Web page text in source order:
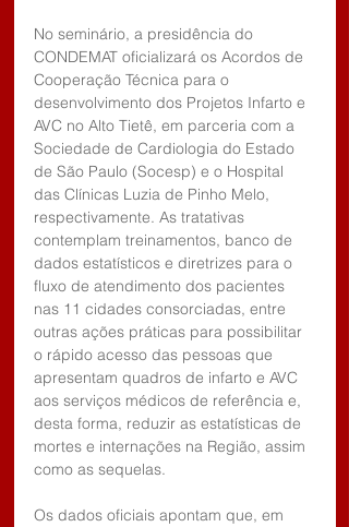
No seminário, a presidência do
CONDEMAT oficializará os Acordos de
Cooperação Técnica para o
desenvolvimento dos Projetos Infarto e
AVC no Alto Tietê, em parceria com a
Sociedade de Cardiologia do Estado
de São Paulo (Socesp) e o Hospital
das Clínicas Luzia de Pinho Melo,
respectivamente. As tratativas
contemplam treinamentos, banco de
dados estatísticos e diretrizes para o
fluxo de atendimento dos pacientes
nas 11 cidades consorciadas, entre
outras ações práticas para possibilitar
o rápido acesso das pessoas que
apresentam quadros de infarto e AVC
aos serviços médicos de referência e,
desta forma, reduzir as estatísticas de
mortes e internações na Região, assim
como as sequelas.
Os dados oficiais apontam que, em